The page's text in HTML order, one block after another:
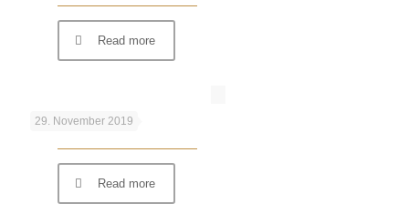
Read more
29. November 2019
Des STÄLLA ist da!
Read more